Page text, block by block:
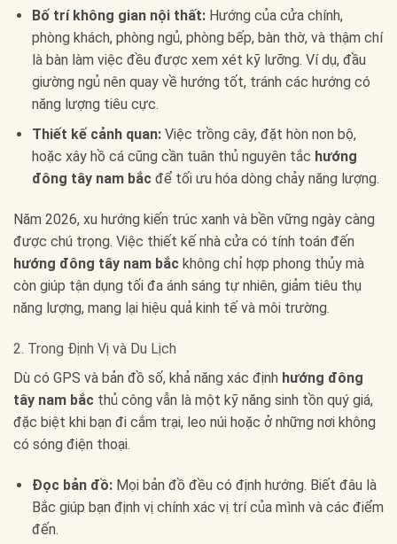
Bố trí không gian nội thất:Hướng của cửa chính,
phòng khách, phòng ngủ, phòng bếp, bàn thờ, và thậm chí
là bàn làm việc đều được xem xét kỹ lưỡng. Ví dụ, đầu
giường ngủ nên quay về hướng tốt, tránh các hướng có
năng lượng tiêu cực.
Thiết kế cảnh quan:Việc trồng cây, đặt hòn non bộ,
hoặc xây hồ cá cũng cần tuân thủ nguyên tắc hướng
đông tây nam bắc để tối ưu hóa dòng chảy năng lượng.
Năm 2026, xu hướng kiến trúc xanh và bền vững ngày càng
được chú trọng. Việc thiết kế nhà cửa có tính toán đến
hướng đông tây nam bắc không chỉ hợp phong thủy mà
còn giúp tận dụng tối đa ánh sáng tự nhiên, giảm tiêu thụ
năng lượng, mang lại hiệu quả kinh tế và môi trường.
2. Trong Định Vị và Du Lịch
Dù có GPS và bản đồ số, khả năng xác định hướng đông
tây nam bắc thủ công vẫn là một kỹ năng sinh tồn quý giá,
đặc biệt khi bạn đi cắm trại, leo núi hoặc ở những nơi không
có sóng điện thoại.
Đọc bản đồ:Mọi bản đồ đều có định hướng. Biết đâu là
Bắc giúp bạn định vị chính xác vị trí của mình và các điểm
đến.